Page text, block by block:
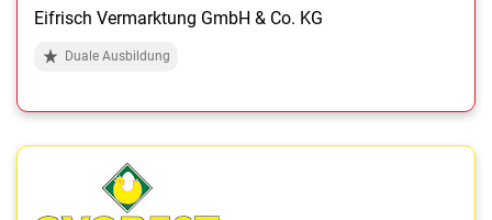
Eifrisch Vermarktung GmbH & Co. KG
Duale Ausbildung